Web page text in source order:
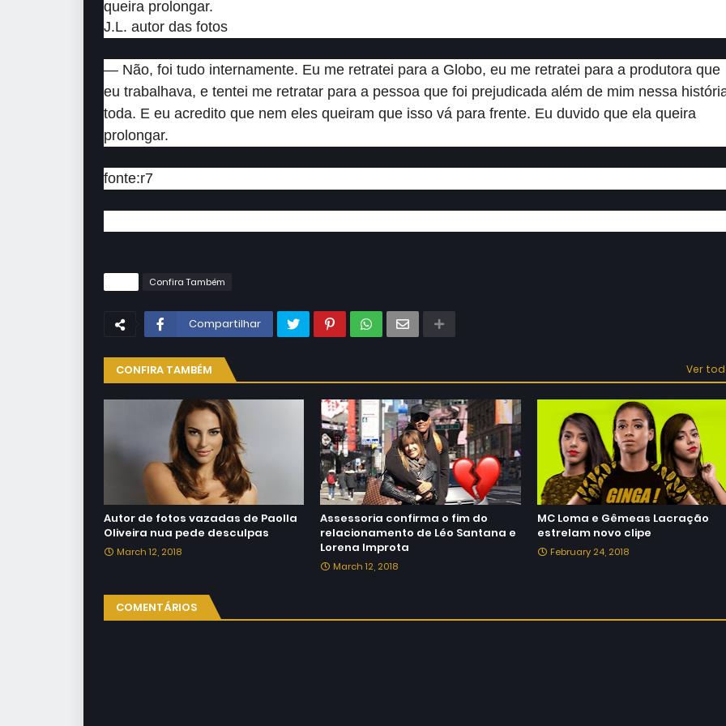
queira prolongar.
J.L. autor das fotos
— Não, foi tudo internamente. Eu me retratei para a Globo, eu me retratei para a produtora que
eu trabalhava, e tentei me retratar para a pessoa que foi prejudicada além de mim nessa
toda. E eu acredito que nem eles queiram que isso vá para frente. Eu duvido que ela queira
prolongar.
fonte:r7
Confira Também
Compartilhar
CONFIRA TAMBÉM Ver
Autor de fotos vazadas de Paolla
Oliveira nua pede desculpas
March 12, 2018
Assessoria confirma o fim do
relacionamento de Léo Santana e
Lorena Improta
March 12, 2018
MC Loma e Gêmeas Lacração
estrelam novo clipe
February 24, 2018
COMENTÁRIOS